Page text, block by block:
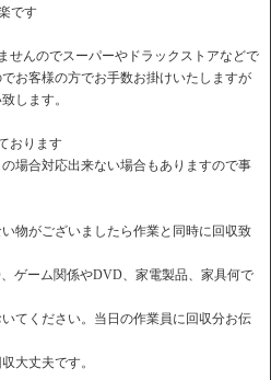
です
せんのでスーパーやドラックストアなどで
お客様の方でお手数お掛けいたしますが
します。
おります
場合対応出来ない場合もありますので事
物がございましたら作業と同時に回収致
ゲーム関係やDVD、家電製品、家具何で
てください。当日の作業員に回収分お伝
大丈夫です。